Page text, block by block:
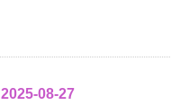
2025-08-27